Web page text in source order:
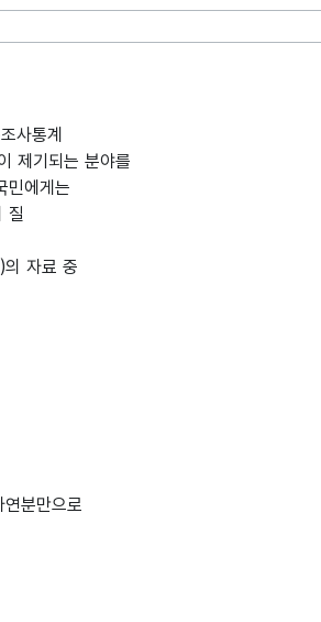
사통계
제기되는 분야를
민에게는
질
의 자료 중
분만으로